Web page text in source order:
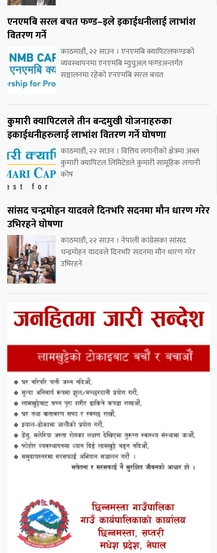
एनएमबि सरल बचत फण्ड–इले इकाईधनीलाई लाभांश
वितरण गर्ने
काठमाडौं, २२ साउन । एनएमबि क्यापिटलफण्डको
व्यवस्थापनमा एनएमबि म्युचुअल फण्डअन्तर्गत
सञ्चालनमा रहेको एनएमबि सरल बचत
कुमारी क्यापिटलले तीन बन्दमुखी योजनाहरुका
इकाईधनीहरुलाई लाभांश वितरण गर्ने घोषणा
काठमाडौं, २२ साउन । वित्तिय लगानीको क्षेत्रमा अब्ल
कुमारी क्यापिटल लिमिटेडले कुमारी सामूहिक लगानी
कोष
सांसद चन्द्रमोहन यादवले दिनभरि सदनमा मौन धारण गरेर
उभिरहने घोषणा
काठमाडौं, २२ साउन । नेपाली कांग्रेसका सांसद
चन्द्रमोहन यादवले दिनभरि सदनमा मौन धारण गरेर
उभिरहने